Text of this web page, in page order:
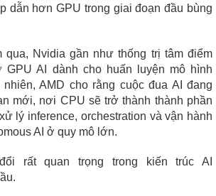
dẫn hơn GPU trong giai đoạn đầu bùng
qua, Nvidia gần như thống trị tâm điểm
AI dành cho huấn luyện mô hình
AMD cho rằng cuộc đua AI đang
mới, nơi CPU sẽ trở thành thành phần
lý inference, orchestration và vận hành
AI ở quy mô lớn.
rất quan trọng trong kiến trúc AI